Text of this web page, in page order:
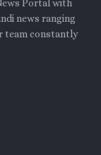
Portal with
news ranging
team constantly